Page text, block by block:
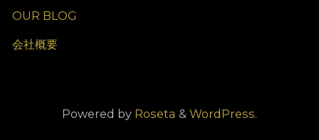
OUR BLOG
会社概要
Powered by Roseta & WordPress.